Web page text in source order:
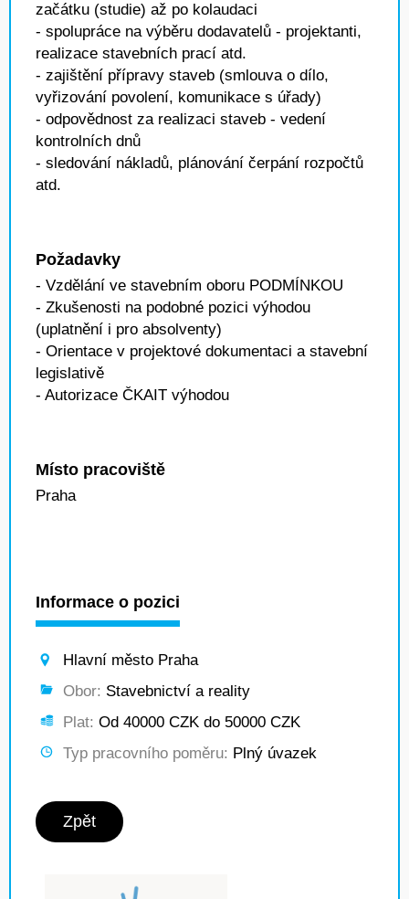
začátku (studie) až po kolaudaci
- spolupráce na výběru dodavatelů - projektanti,
realizace stavebních prací atd.
- zajištění přípravy staveb (smlouva o dílo,
vyřizování povolení, komunikace s úřady)
- odpovědnost za realizaci staveb - vedení
kontrolních dnů
- sledování nákladů, plánování čerpání rozpočtů
atd.
Požadavky
- Vzdělání ve stavebním oboru PODMÍNKOU
- Zkušenosti na podobné pozici výhodou
(uplatnění i pro absolventy)
- Orientace v projektové dokumentaci a stavební
legislativě
- Autorizace ČKAIT výhodou
Místo pracoviště
Praha
Informace o pozici
Hlavní město Praha
Obor: Stavebnictví a reality
Plat: Od 40000 CZK do 50000 CZK
Typ pracovního poměru: Plný úvazek
Zpět